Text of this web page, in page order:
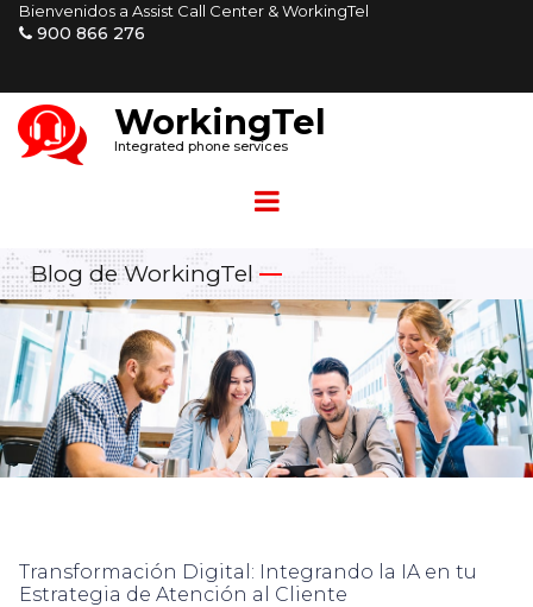
Bienvenidos a Assist Call Center & WorkingTel
 900 866 276
WorkingTel
Integrated phone services
Blog de WorkingTel —
Transformación Digital: Integrando la IA en tu
Estrategia de Atención al Cliente